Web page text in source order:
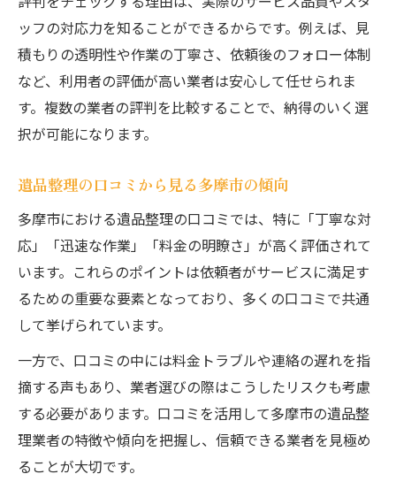
ッフの対応力を知ることができるからです。例えば、見
積もりの透明性や作業の丁寧さ、依頼後のフォロー体制
など、利用者の評価が高い業者は安心して任せられま
す。複数の業者の評判を比較することで、納得のいく選
択が可能になります。
遺品整理の口コミから見る多摩市の傾向
多摩市における遺品整理の口コミでは、特に「丁寧な対
応」「迅速な作業」「料金の明瞭さ」が高く評価されて
います。これらのポイントは依頼者がサービスに満足す
るための重要な要素となっており、多くの口コミで共通
して挙げられています。
一方で、口コミの中には料金トラブルや連絡の遅れを指
摘する声もあり、業者選びの際はこうしたリスクも考慮
する必要があります。口コミを活用して多摩市の遺品整
理業者の特徴や傾向を把握し、信頼できる業者を見極め
ることが大切です。